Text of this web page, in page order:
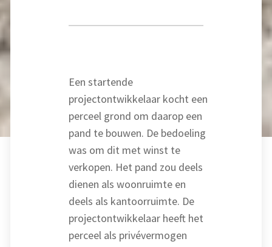
Een startende
projectontwikkelaar kocht een
perceel grond om daarop een
pand te bouwen. De bedoeling
was om dit met winst te
verkopen. Het pand zou deels
dienen als woonruimte en
deels als kantoorruimte. De
projectontwikkelaar heeft het
perceel als privévermogen